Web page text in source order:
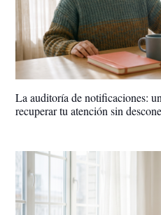
La auditoría de notificaciones:
recuperar tu atención sin